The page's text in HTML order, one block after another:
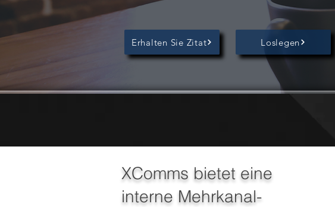
Erhalten Sie Zitat Loslegen
XComms bietet eine
interne Mehrkanal-